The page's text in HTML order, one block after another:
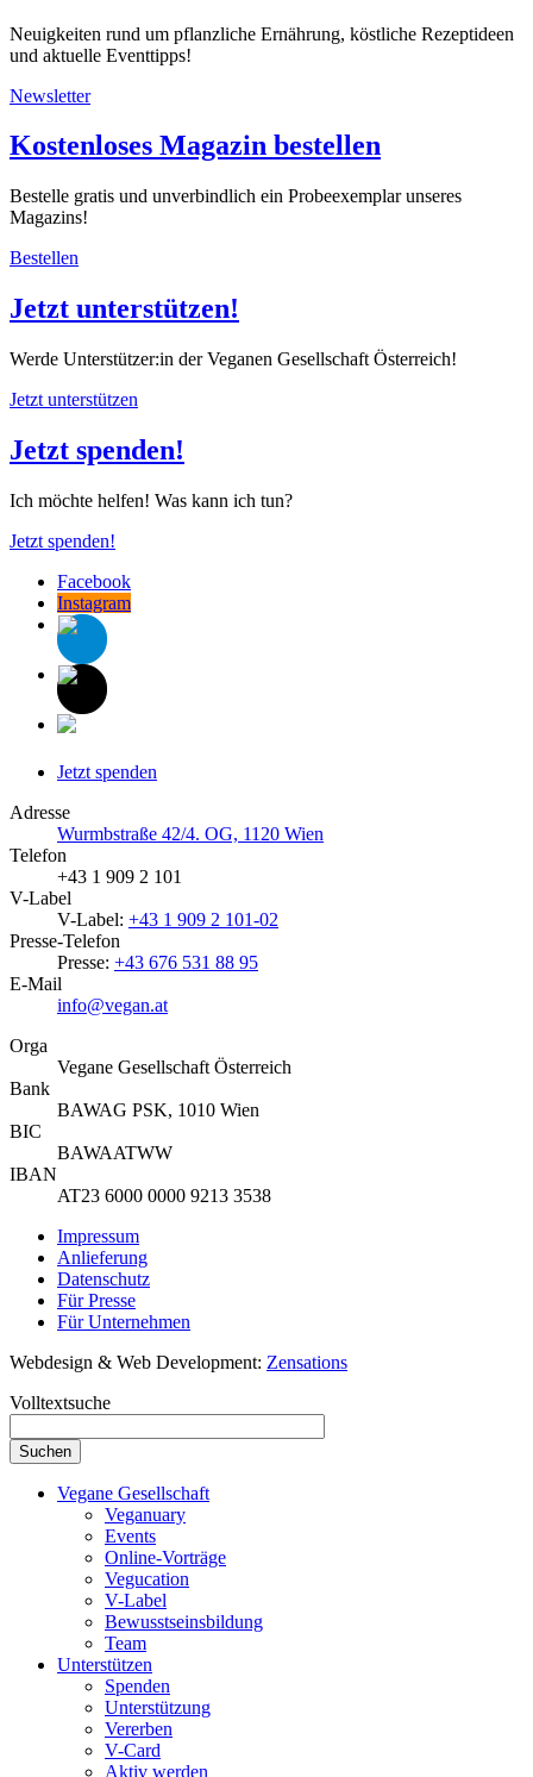
Neuigkeiten rund um pflanzliche Ernährung, köstliche Rezeptideen
und aktuelle Eventtipps!
Newsletter
Kostenloses Magazin bestellen
Bestelle gratis und unverbindlich ein Probeexemplar unseres
Magazins!
Bestellen
Jetzt unterstützen!
Werde Unterstützer:in der Veganen Gesellschaft Österreich!
Jetzt unterstützen
Jetzt spenden!
Ich möchte helfen! Was kann ich tun?
Jetzt spenden!
Facebook
Instagram
Jetzt spenden
Adresse
Wurmbstraße 42/4. OG, 1120 Wien
Telefon
+43 1 909 2 101
V-Label
V-Label: +43 1 909 2 101-02
Presse-Telefon
Presse: +43 676 531 88 95
E-Mail
info@vegan.at
Orga
Vegane Gesellschaft Österreich
Bank
BAWAG PSK, 1010 Wien
BIC
BAWAATWW
IBAN
AT23 6000 0000 9213 3538
Impressum
Anlieferung
Datenschutz
Für Presse
Für Unternehmen
Webdesign & Web Development: Zensations
Volltextsuche
Vegane Gesellschaft
Veganuary
Events
Online-Vorträge
Vegucation
V-Label
Bewusstseinsbildung
Team
Unterstützen
Spenden
Unterstützung
Vererben
V-Card
Aktiv werden